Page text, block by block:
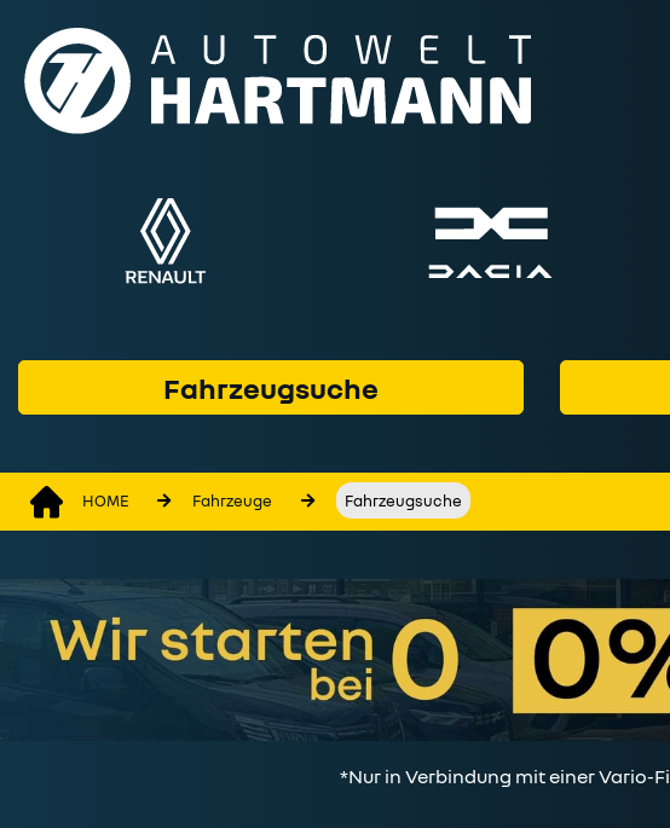
Fahrzeugsuche
HOME Fahrzeuge Fahrzeugsuche
Fahrzeuge
Marken & Modelle
Geschäftskunden
Finanzprodukte
*Nur in Verbindung mit einer Vario-